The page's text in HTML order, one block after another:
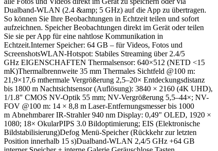
Dualband-WLAN (2.4 &amp; 5 GHz) auf die App zu übertragen.
So können Sie Ihre Beobachtungen in Echtzeit teilen und sofort
aufzeichnen. Speicher Beobachtungen direkt im Gerät oder teilen
Sie sie per App für eine nahtlose Kommunikation in
Echtzeit.Interner Speicher: 64 GB – für Videos, Fotos und
ScreenshotsWLAN-Hotspot: Stabiles Streaming über 2.4/5
GHz EIGENSCHAFTEN Thermalsensor: 640×512 (NETD <15
mK)Thermalbrennweite 35 mm Thermales Sichtfeld @100 m:
21,9×17,6 mthermale Vergrößerung 2,5–20× Entdeckungsdistanz
bis 1800 m Nachtsichtsensor (Auflösung): 3840 × 2160 (4K UHD),
1/1.8" CMOS NV-Optik 55 mm; NV-Vergrößerung 5,5–44×; NV-
FOV @100 m: 14 × 8,8 m Laser-Entfernungsmesser bis 1000
m Abnehmbarer IR-Strahler 940 nm Display: 0,49" OLED, 1920 ×
1080; 18× OkularPIPS 3.0 Bildoptimierung; EIS (Elektronische
Bildstabilisierung)Defog Menü-Speicher (Rückkehr zur letzten
Position innerhalb 15 s)Dualband-WLAN 2,4/5 GHz +64 GB